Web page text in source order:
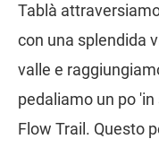
Tablà
con una splendida
valle e
pedaliamo un po
Flow Trail. Questo